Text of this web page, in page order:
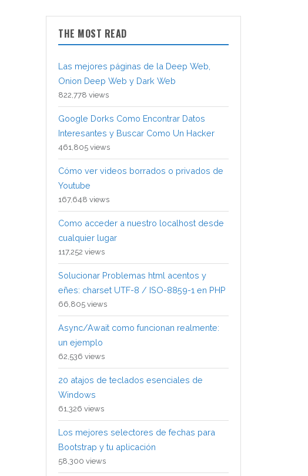
THE MOST READ
Las mejores páginas de la Deep Web,
Onion Deep Web y Dark Web
822,778 views
Google Dorks Como Encontrar Datos
Interesantes y Buscar Como Un Hacker
461,805 views
Cómo ver videos borrados o privados de
Youtube
167,648 views
Como acceder a nuestro localhost desde
cualquier lugar
117,252 views
Solucionar Problemas html acentos y
eñes: charset UTF-8 / ISO-8859-1 en PHP
66,805 views
Async/Await como funcionan realmente:
un ejemplo
62,536 views
20 atajos de teclados esenciales de
Windows
61,326 views
Los mejores selectores de fechas para
Bootstrap y tu aplicación
58,300 views